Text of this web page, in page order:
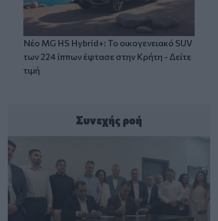
Νέο MG HS Hybrid+: Το οικογενειακό SUV
των 224 ίππων έφτασε στην Κρήτη - Δείτε
τιμή
Συνεχής ροή